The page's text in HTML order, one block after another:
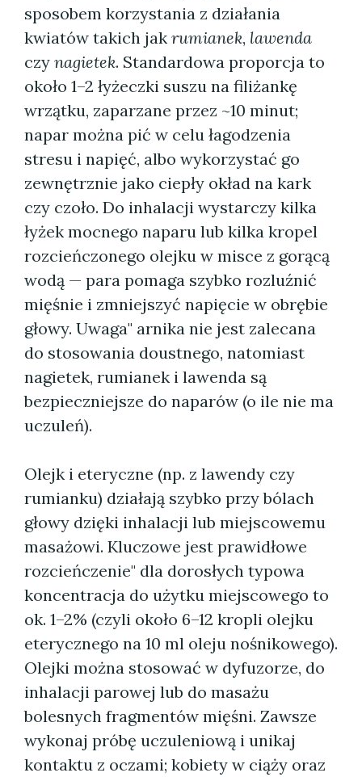
sposobem korzystania z działania
kwiatów takich jak rumianek, lawenda
czy nagietek. Standardowa proporcja to
około 1–2 łyżeczki suszu na filiżankę
wrzątku, zaparzane przez ~10 minut;
napar można pić w celu łagodzenia
stresu i napięć, albo wykorzystać go
zewnętrznie jako ciepły okład na kark
czy czoło. Do inhalacji wystarczy kilka
łyżek mocnego naparu lub kilka kropel
rozcieńczonego olejku w misce z gorącą
wodą — para pomaga szybko rozluźnić
mięśnie i zmniejszyć napięcie w obrębie
głowy. Uwaga" arnika nie jest zalecana
do stosowania doustnego, natomiast
nagietek, rumianek i lawenda są
bezpieczniejsze do naparów (o ile nie ma
uczuleń).
Olejk i eteryczne (np. z lawendy czy
rumianku) działają szybko przy bólach
głowy dzięki inhalacji lub miejscowemu
masażowi. Kluczowe jest prawidłowe
rozcieńczenie" dla dorosłych typowa
koncentracja do użytku miejscowego to
ok. 1–2% (czyli około 6–12 kropli olejku
eterycznego na 10 ml oleju nośnikowego).
Olejki można stosować w dyfuzorze, do
inhalacji parowej lub do masażu
bolesnych fragmentów mięśni. Zawsze
wykonaj próbę uczuleniową i unikaj
kontaktu z oczami; kobiety w ciąży oraz